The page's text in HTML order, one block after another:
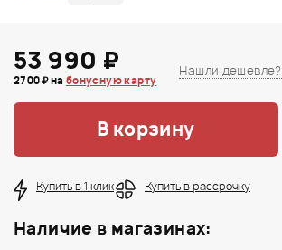
53 990 ₽
2700 ₽ на бонусную карту
Нашли дешевле?
В корзину
Купить в 1 клик Купить в рассрочку
Наличие в магазинах: